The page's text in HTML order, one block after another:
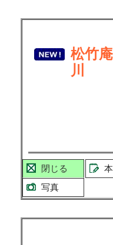
松竹
川
閉じる
写真